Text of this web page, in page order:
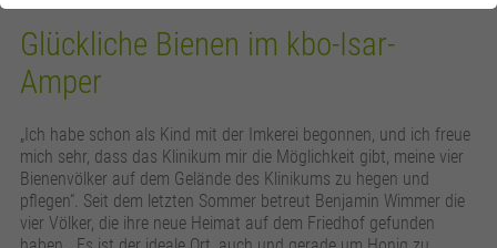
Glückliche Bienen im kbo-Isar-
Amper
„Ich habe schon als Kind mit der Imkerei begonnen, und ich freue
mich sehr, dass das Klinikum mir die Möglichkeit gibt, meine vier
Bienenvölker auf dem Gelände des Klinikums zu hegen und
pflegen“. Seit dem letzten Sommer betreut Benjamin Wimmer die
vier Völker, die ihre neue Heimat auf dem Friedhof gefunden